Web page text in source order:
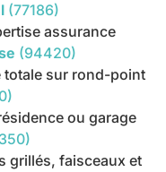
(77186)
assurance
(94420)
totale sur rond-point
ou garage
grillés, faisceaux et